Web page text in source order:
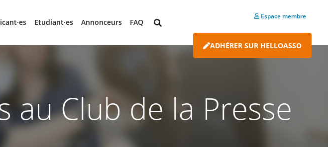
Etudiant·es Annonceurs FAQ
Espace membre
ADHÉRER SUR HELLOASSO
au Club de la Presse